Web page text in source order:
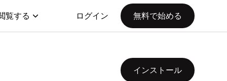
覧する ログイン 無料で始める
インストール